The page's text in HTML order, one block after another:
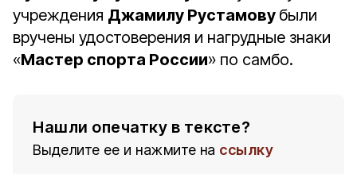
учреждения Джамилу Рустамову были
вручены удостоверения и нагрудные знаки
«Мастер спорта России» по самбо.
Нашли опечатку в тексте?
Выделите ее и нажмите на ссылку